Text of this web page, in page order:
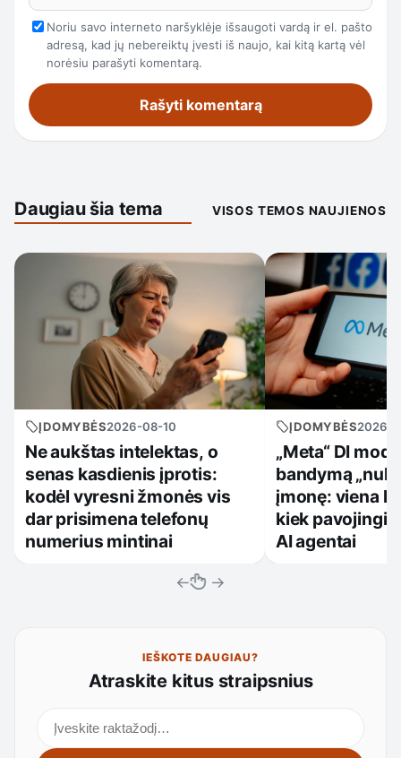
Noriu savo interneto naršyklėje išsaugoti vardą ir el. pašto
adresą, kad jų nebereiktų įvesti iš naujo, kai kitą kartą vėl
norėsiu parašyti komentarą.
Daugiau šia tema VISOS TEMOS NAUJIENOS
ĮDOMYBĖS2026-08-10
Ne aukštas intelektas, o
senas kasdienis įprotis:
kodėl vyresni žmonės vis
dar prisimena telefonų
numerius mintinai
ĮDOMYBĖS2026-
„Meta“ DI
bandymą
įmonę: viena
kiek pavojingi
AI agentai
← →
IEŠKOTE DAUGIAU?
Atraskite kitus straipsnius